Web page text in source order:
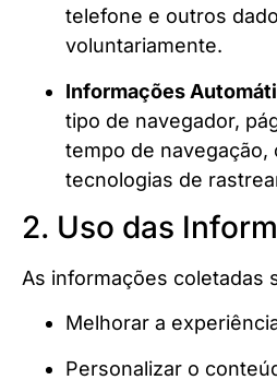
telefone e outros
voluntariamente.
Informações
tipo de navegador,
tempo de navegação,
tecnologias de
2. Uso das
As informações coletadas
Melhorar a
Personalizar o